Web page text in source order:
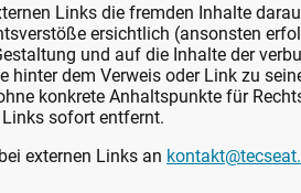
Links die fremden Inhalte
ersichtlich (ansonsten
und auf die Inhalte der
hinter dem Verweis oder Link zu
konkrete Anhaltspunkte für
sofort entfernt.
externen Links an